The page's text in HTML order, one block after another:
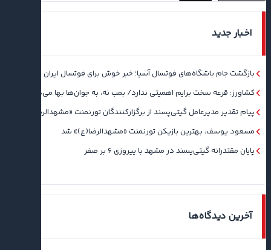
اخبار جدید
بازگشت جام باشگاه‌های فوتسال آسیا؛ خبر خوش برای فوتسال ایران
کشاورز: قرعه سخت برایم اهمیتی ندارد/ بمب نه، به جوان‌ها بها می‌دهم
پیام تقدیر مدیرعامل گیتی‌پسند از برگزارکنندگان تورنمنت «مشهدالرضا(ع)»
مسعود یوسف، بهترین بازیکن تورنمنت «مشهدالرضا(ع)» شد
پایان مقتدرانه گیتی‌پسند در مشهد با پیروزی ۶ بر صفر
آخرین دیدگاه‌ها